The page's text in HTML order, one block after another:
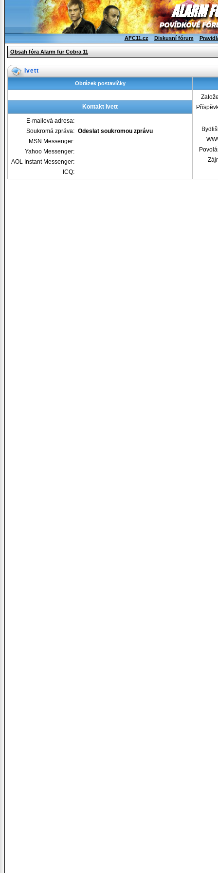
AFC11.cz Diskusní fórum
Obsah fóra Alarm für Cobra 11
Ivett
Obrázek postavičky
Kontakt Ivett
E-mailová adresa:
Soukromá zpráva: Odeslat soukromou zprávu
MSN Messenger:
Yahoo Messenger:
AOL Instant Messenger:
ICQ: